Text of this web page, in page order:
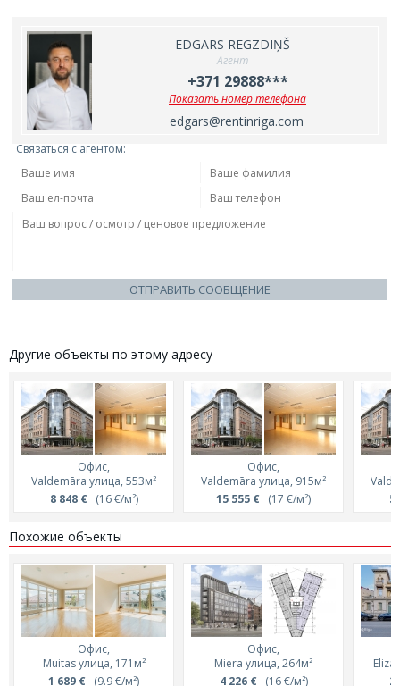
EDGARS REGZDIŅŠ
Агент
+371 29888***
Показать номер телефона
edgars@rentinriga.com
Связаться с агентом:
ОТПРАВИТЬ СООБЩЕНИЕ
Другие объекты по этому адресу
Офис,
Valdemāra улица, 553м²
8 848 €(16 €/м²)
Офис,
Valdemāra улица, 915м²
15 555 € (17 €/м²)
5
Похожие объекты
Офис,
Muitas улица, 171м²
1 689 € (9.9 €/м²)
Офис,
Miera улица, 264м²
4 226 €(16 €/м²)
2